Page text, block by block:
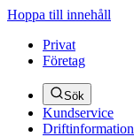
Hoppa till innehåll
Privat
Företag
Sök
Kundservice
Driftinformation